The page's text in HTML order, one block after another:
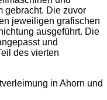
gebracht. Die zuvor
jeweiligen grafischen
ausgeführt. Die
und
des vierten
in Ahorn und